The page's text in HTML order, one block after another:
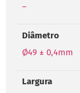
–
Diâmetro
Ø49 ± 0,4mm
Largura